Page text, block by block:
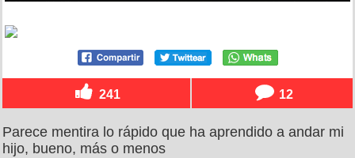
241 12
Parece mentira lo rápido que ha aprendido a andar mi
hijo, bueno, más o menos